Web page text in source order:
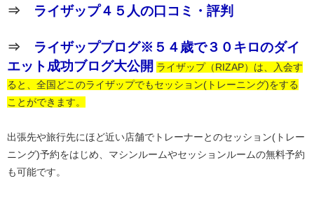
⇒ ライザップ４５人の口コミ・評判
⇒ ライザップブログ※５４歳で３０キロのダイ
エット成功ブログ大公開 ライザップ（RIZAP）は、入会す
ると、全国どこのライザップでもセッション(トレーニング)をする
ことができます。
出張先や旅行先にほど近い店舗でトレーナーとのセッション(トレー
ニング)予約をはじめ、マシンルームやセッションルームの無料予約
も可能です。